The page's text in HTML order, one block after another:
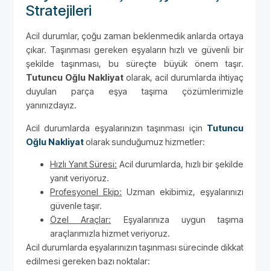
Stratejileri
Acil durumlar, çoğu zaman beklenmedik anlarda ortaya
çıkar. Taşınması gereken eşyaların hızlı ve güvenli bir
şekilde taşınması, bu süreçte büyük önem taşır.
Tutuncu Oğlu Nakliyat olarak, acil durumlarda ihtiyaç
duyulan parça eşya taşıma çözümlerimizle
yanınızdayız.
Acil durumlarda eşyalarınızın taşınması için Tutuncu
Oğlu Nakliyatolarak sunduğumuz hizmetler:
Hızlı Yanıt Süresi: Acil durumlarda, hızlı bir şekilde
yanıt veriyoruz.
Profesyonel Ekip: Uzman ekibimiz, eşyalarınızı
güvenle taşır.
Özel Araçlar: Eşyalarınıza uygun taşıma
araçlarımızla hizmet veriyoruz.
Acil durumlarda eşyalarınızın taşınması sürecinde dikkat
edilmesi gereken bazı noktalar: